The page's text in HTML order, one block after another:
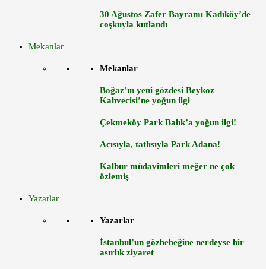
30 Ağustos Zafer Bayramı Kadıköy’de
coşkuyla kutlandı
Mekanlar
Mekanlar
Boğaz’ın yeni gözdesi Beykoz
Kahvecisi’ne yoğun ilgi
Çekmeköy Park Balık’a yoğun ilgi!
Acısıyla, tatlısıyla Park Adana!
Kalbur müdavimleri meğer ne çok
özlemiş
Yazarlar
Yazarlar
İstanbul’un gözbebeğine nerdeyse bir
asırlık ziyaret